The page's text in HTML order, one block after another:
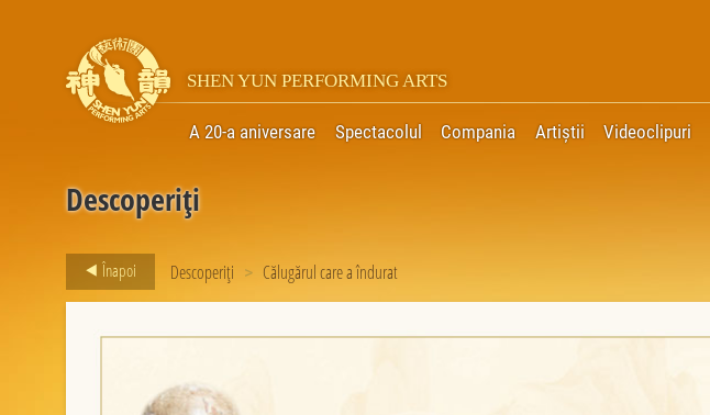
SHEN YUN PERFORMING ARTS
A 20-a aniversare Spectacolul Compania Artiștii Videoclipuri
Descoperiți
Înapoi Descoperiți > Călugărul care a îndurat